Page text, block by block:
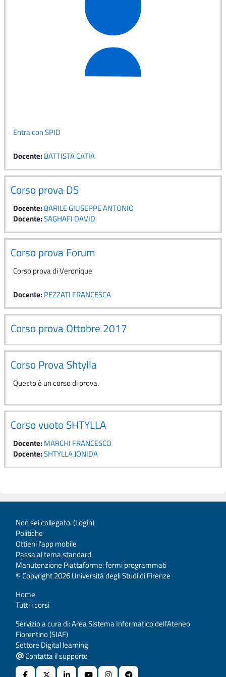
Entra con SPID
Docente: BATTISTA CATIA
Corso prova DS
Docente: BARILE GIUSEPPE ANTONIO
Docente:SAGHAFI DAVID
Corso prova Forum
Corso prova di Veronique
Docente: PEZZATI FRANCESCA
Corso prova Ottobre 2017
Corso Prova Shtylla
Questo è un corso di prova.
Corso vuoto SHTYLLA
Docente: MARCHI FRANCESCO
Docente:SHTYLLA JONIDA
Non sei collegato. (Login)
Politiche
Ottieni l'app mobile
Passa al tema standard
Manutenzione Piattaforme: fermi programmati
© Copyright 2026 Università degli Studi di Firenze
Home
Tutti i corsi
Servizio a cura di: Area Sistema Informatico dell’Ateneo
Fiorentino (SIAF)
Settore Digital learning
Contatta il supporto